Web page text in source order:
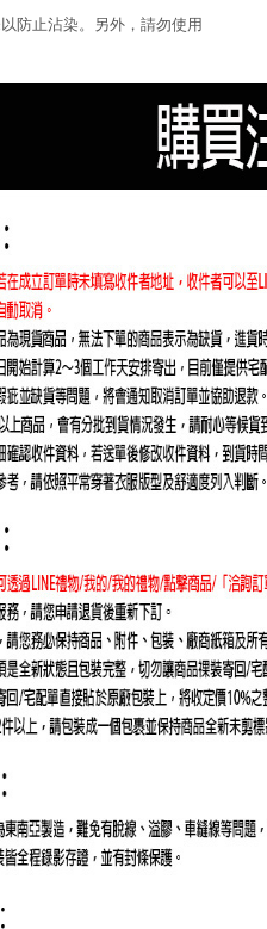
防止沾染。另外，請勿使用